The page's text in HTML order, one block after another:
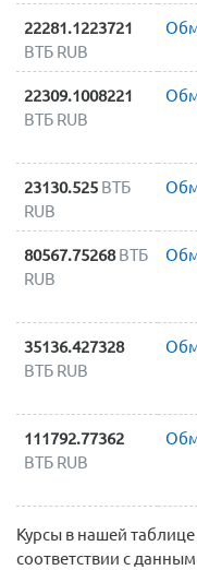
22281.1223721
ВТБ RUB
22309.1008221
ВТБ RUB
23130.525 ВТБ
RUB
80567.75268 ВТБ
RUB
35136.427328
ВТБ RUB
111792.77362
ВТБ RUB
Курсы в нашей
соответствии с